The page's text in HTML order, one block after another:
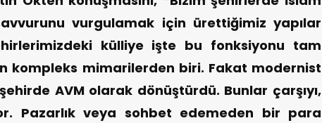
vurgulamak için ürettiğimiz yapılar
külliye işte bu fonksiyonu tam
kompleks mimarilerden biri. Fakat modernist
AVM olarak dönüştürdü. Bunlar çarşıyı,
Pazarlık veya sohbet edemeden bir para